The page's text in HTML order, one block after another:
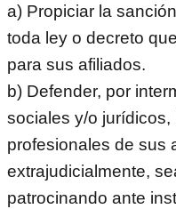
a) Propiciar la
toda ley o decreto
para sus afiliados.
b) Defender, por
sociales y/o
profesionales de sus
extrajudicialmente,
patrocinando ante